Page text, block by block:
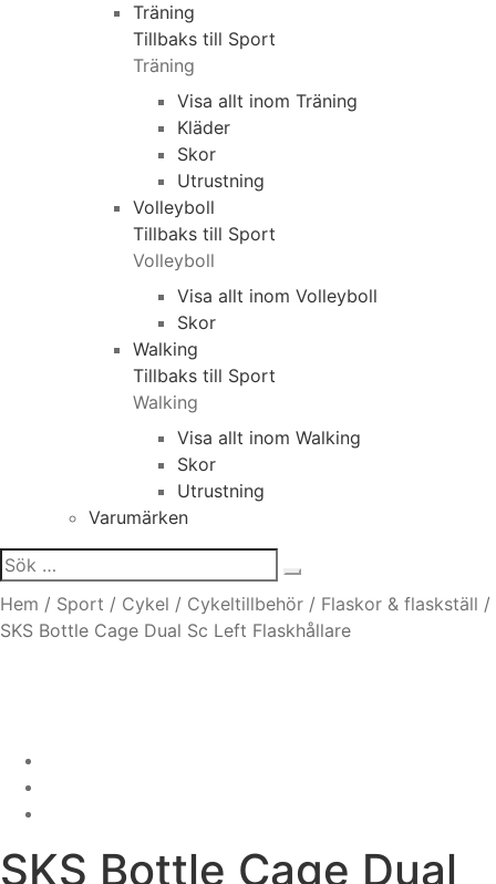
Träning
Tillbaks till Sport
Träning
Visa allt inom Träning
Kläder
Skor
Utrustning
Volleyboll
Tillbaks till Sport
Volleyboll
Visa allt inom Volleyboll
Skor
Walking
Tillbaks till Sport
Walking
Visa allt inom Walking
Skor
Utrustning
Varumärken
Sök
efter:
Hem / Sport / Cykel / Cykeltillbehör / Flaskor & flaskställ /
SKS Bottle Cage Dual Sc Left Flaskhållare
SKS Bottle Cage Dual